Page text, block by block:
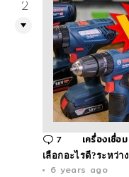
7 Comments
เครื่องเชื่อม
เลือกอะไรดี?ระหว่า
6 years ago
2